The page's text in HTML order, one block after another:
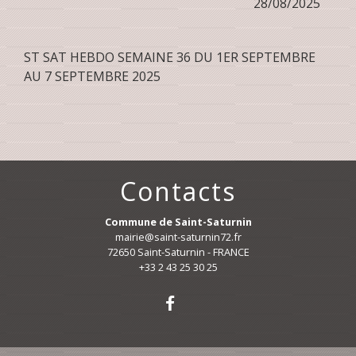
ST SAT HEBDO SEMAINE 36 DU 1ER SEPTEMBRE
AU 7 SEPTEMBRE 2025
Contacts
Commune de Saint-Saturnin
mairie@saint-saturnin72.fr
72650 Saint-Saturnin - FRANCE
+33 2 43 25 30 25